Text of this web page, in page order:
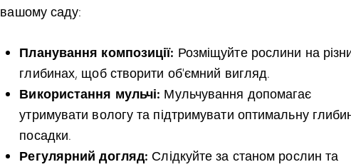
вашому саду:
Планування композиції: Розміщуйте рослини на
глибинах, щоб створити об’ємний вигляд.
Використання мульчі: Мульчування допомагає
утримувати вологу та підтримувати оптимальну
посадки.
Регулярний догляд: Слідкуйте за станом рослин та